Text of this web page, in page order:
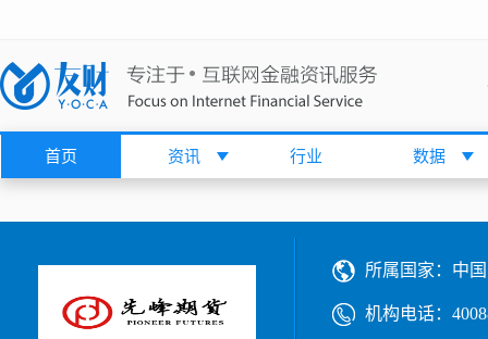
首页 资讯 行业 数据
所属国家： 中国
机构电话：